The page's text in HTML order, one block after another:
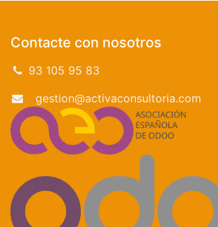
Contacte con nosotros
93 105 95 83
gestion@activaconsultoria.com